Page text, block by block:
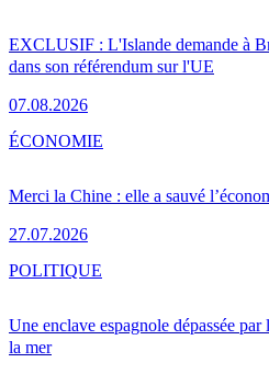
EXCLUSIF : L'Islande demande à
dans son référendum sur l'UE
07.08.2026
Merci la Chine : elle a sauvé
27.07.2026
ÉCONOMIE
Une enclave espagnole dépassée
la mer
POLITIQUE